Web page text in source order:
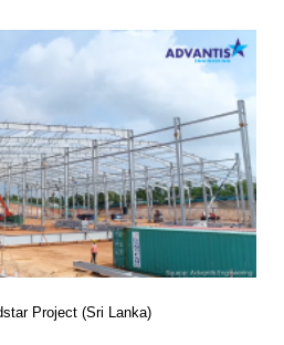
Project (Sri Lanka)